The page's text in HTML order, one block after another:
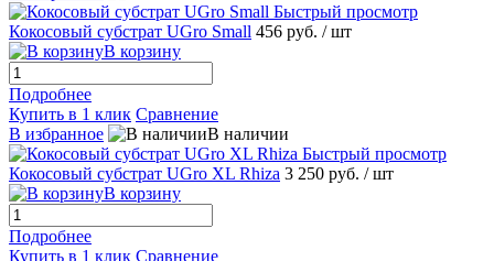
Быстрый просмотр
Кокосовый субстрат UGro Small 456 руб. / шт
В корзину
Подробнее
Купить в 1 клик Сравнение
В избранное
В наличии
Быстрый просмотр
Кокосовый субстрат UGro XL Rhiza 3 250 руб. / шт
В корзину
Подробнее
Купить в 1 клик Сравнение